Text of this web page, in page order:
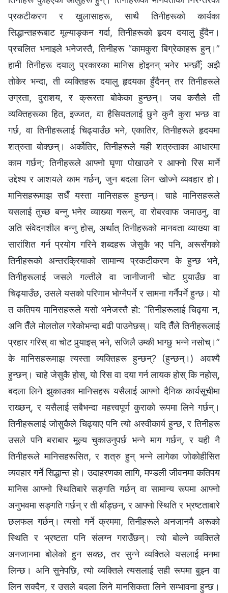
प्रकटीकरण र खुलासाहरू, साथै तिनीहरूको कार्यका
सिद्धान्तहरूबाट मूल्याङ्कन गर्दा, तिनीहरूको हृदय दयालु हुँदैन।
प्रचलित भनाइले भनेजस्तै, तिनीहरू “कामकुरा बिग्रेकाहरू हुन्।”
हामी तिनीहरू दयालु प्रकारका मानिस होइनन् भनेर भन्छौँ; अझै
तोकेर भन्दा, ती व्यक्तिहरू दयालु हृदयका हुँदैनन् तर तिनीहरूले
उग्रता, दुराशय, र क्रूरता बोकेका हुन्छन्। जब कसैले ती
व्यक्तिहरूका हित, इज्जत, वा हैसियतलाई छुने कुनै कुरा भन्छ वा
गर्छ, वा तिनीहरूलाई चिढ्याउँछ भने, एकातिर, तिनीहरूले हृदयमा
शत्रुता बोक्छन्। अर्कोतिर, तिनीहरूले यही शत्रुताका आधारमा
काम गर्छन्; तिनीहरूले आफ्नो घृणा पोखाउने र आफ्नो रिस मार्ने
उद्देश्य र आशयले काम गर्छन्, जुन बदला लिन खोज्ने व्यवहार हो।
मानिसहरूमाझ सधैँ यस्ता मानिसहरू हुन्छन्। चाहे मानिसहरूले
यसलाई तुच्छ बन्‍नु भनेर व्याख्या गरून्, वा रोबरवाफ जमाउनु, वा
अति संवेदनशील बन्‍नु होस्, अर्थात् तिनीहरूको मानवता व्याख्या वा
सारांशित गर्न प्रयोग गरिने शब्दहरू जेसुकै भए पनि, अरूसँगको
तिनीहरूको अन्तरक्रियाको सामान्य प्रकटीकरण के हुन्छ भने,
तिनीहरूलाई जसले गल्तीले वा जानीजानी चोट पुर्‍याउँछ वा
चिढ्याउँछ, उसले यसको परिणाम भोग्‍नैपर्ने र सामना गर्नैपर्ने हुन्छ। यो
त कतिपय मानिसहरूले यसो भनेजस्तै हो: “तिनीहरूलाई चिढ्या न,
अनि तैँले मोलतोल गरेकोभन्दा बढी पाउनेछस्। यदि तैँले तिनीहरूलाई
प्रहार गरिस् वा चोट पुर्‍याइस् भने, सजिलै उम्की भाग्छु भन्‍ने नसोच्।”
के मानिसहरूमाझ त्यस्ता व्यक्तिहरू हुन्छन्? (हुन्छन्।) अवश्यै
हुन्छन्। चाहे जेसुकै होस्, यो रिस वा दया गर्न लायक होस् कि नहोस्,
बदला लिने झुकाउका मानिसहरू यसैलाई आफ्नो दैनिक कार्यसूचीमा
राख्छन्, र यसैलाई सबैभन्दा महत्त्वपूर्ण कुराको रूपमा लिने गर्छन्।
तिनीहरूलाई जोसुकैले चिढ्याए पनि त्यो अस्वीकार्य हुन्छ, र तिनीहरू
उसले पनि बराबार मूल्य चुकाउनुपर्छ भन्‍ने माग गर्छन्, र यही नै
तिनीहरूले मानिसहरूसित, र शत्रु हुन् भन्‍ने लागेका जोकोहीसित
व्यवहार गर्ने सिद्धान्त हो। उदाहरणका लागि, मण्डली जीवनमा कतिपय
मानिस आफ्नो स्थितिबारे सङ्गति गर्छन् वा सामान्य रूपमा आफ्नो
अनुभवमा सङ्गति गर्छन् र ती बाँड्छन्, र आफ्नो स्थिति र भ्रष्टताबारे
छलफल गर्छन्। त्यसो गर्ने क्रममा, तिनीहरूले अनजानमै अरूको
स्थिति र भ्रष्टता पनि संलग्‍न गराउँछन्। त्यो बोल्ने व्यक्तिले
अनजानमा बोलेको हुन सक्छ, तर सुन्‍ने व्यक्तिले यसलाई मनमा
लिन्छ। अनि सुनेपछि, त्यो व्यक्तिले त्यसलाई सही रूपमा बुझ्न वा
लिन सक्दैन, र उसले बदला लिने मानसिकता लिने सम्भावना हुन्छ।